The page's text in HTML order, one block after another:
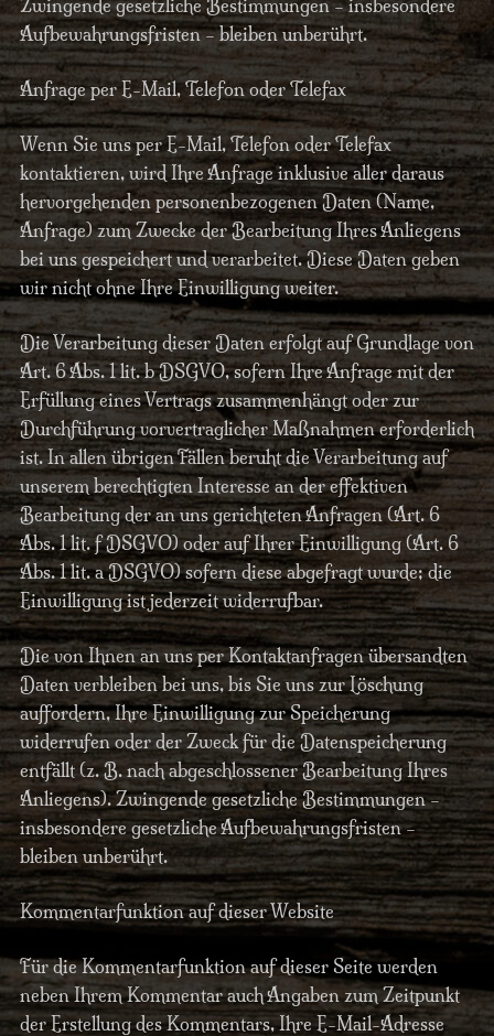
Zwingende gesetzliche Bestimmungen – insbesondere
Aufbewahrungsfristen – bleiben unberührt.
Anfrage per E-Mail, Telefon oder Telefax
Wenn Sie uns per E-Mail, Telefon oder Telefax
kontaktieren, wird Ihre Anfrage inklusive aller daraus
hervorgehenden personenbezogenen Daten (Name,
Anfrage) zum Zwecke der Bearbeitung Ihres Anliegens
bei uns gespeichert und verarbeitet. Diese Daten geben
wir nicht ohne Ihre Einwilligung weiter.
Die Verarbeitung dieser Daten erfolgt auf Grundlage von
Art. 6 Abs. 1 lit. b DSGVO, sofern Ihre Anfrage mit der
Erfüllung eines Vertrags zusammenhängt oder zur
Durchführung vorvertraglicher Maßnahmen erforderlich
ist. In allen übrigen Fällen beruht die Verarbeitung auf
unserem berechtigten Interesse an der effektiven
Bearbeitung der an uns gerichteten Anfragen (Art. 6
Abs. 1 lit. f DSGVO) oder auf Ihrer Einwilligung (Art. 6
Abs. 1 lit. a DSGVO) sofern diese abgefragt wurde; die
Einwilligung ist jederzeit widerrufbar.
Die von Ihnen an uns per Kontaktanfragen übersandten
Daten verbleiben bei uns, bis Sie uns zur Löschung
auffordern, Ihre Einwilligung zur Speicherung
widerrufen oder der Zweck für die Datenspeicherung
entfällt (z. B. nach abgeschlossener Bearbeitung Ihres
Anliegens). Zwingende gesetzliche Bestimmungen –
insbesondere gesetzliche Aufbewahrungsfristen –
bleiben unberührt.
Kommentarfunktion auf dieser Website
Für die Kommentarfunktion auf dieser Seite werden
neben Ihrem Kommentar auch Angaben zum Zeitpunkt
der Erstellung des Kommentars, Ihre E-Mail-Adresse